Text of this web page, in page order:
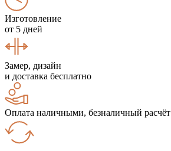
Изготовление
от 5 дней
Замер, дизайн
и доставка бесплатно
Оплата наличными, безналичный расчёт